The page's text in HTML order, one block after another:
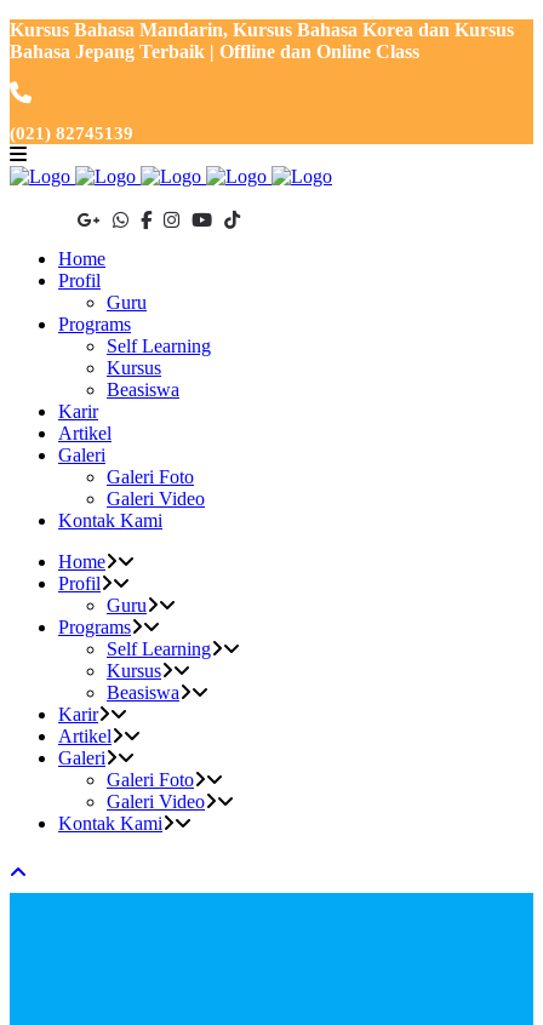
Kursus Bahasa Mandarin, Kursus Bahasa Korea dan Kursus
Bahasa Jepang Terbaik | Offline dan Online Class
(021) 82745139
Home
Profil
Guru
Programs
Self Learning
Kursus
Beasiswa
Karir
Artikel
Galeri
Galeri Foto
Galeri Video
Kontak Kami
Home
Profil
Guru
Programs
Self Learning
Kursus
Beasiswa
Karir
Artikel
Galeri
Galeri Foto
Galeri Video
Kontak Kami